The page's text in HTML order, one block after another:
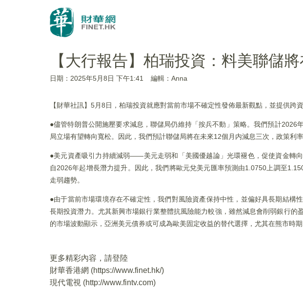
【大行報告】柏瑞投資：料美聯儲
日期：2025年5月8日 下午1:41 編輯：Anna
【財華社訊】5月8日，柏瑞投資就應對當前市場不確定性發佈最新觀點，並提供跨
●儘管特朗普公開施壓要求減息，聯儲局仍維持「按兵不動」策略。我們預計
局立場有望轉向寬松。因此，我們預計聯儲局將在未來12個月内減息三次，政策利
●美元資產吸引力持續減弱——美元走弱和「美國優越論」光環褪色，促使資金轉
自2026年起增長潛力提升。因此，我們將歐元兌美元匯率預測由1.0750上調至
走弱趨勢。
●由于當前市場環境存在不確定性，我們對風險資產保持中性，並偏好具長期結構
長期投資潛力。尤其新興市場銀行業整體抗風險能力較強，雖然減息會削弱銀行
的市場波動顯示，亞洲美元債券或可成為歐美固定收益的替代選擇，尤其在熊市時期
更多精彩內容，請登陸
財華香港網 (https://www.finet.hk/)
現代電視 (http://www.fintv.com)